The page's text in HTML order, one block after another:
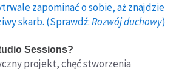
zapominać o sobie, aż znajdzie
skarb. (Sprawdź:Rozwój duchowy)
Sessions?
projekt, chęć stworzenia